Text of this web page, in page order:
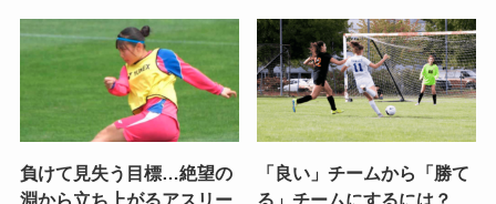
負けて見失う目標…絶望の
淵から立ち上がるアスリー
「良い」チームから「勝て
る」チームにするには？